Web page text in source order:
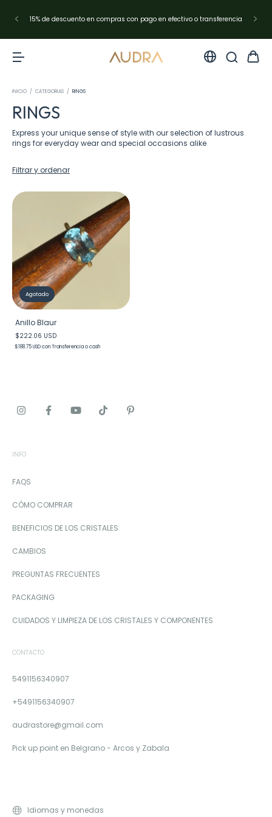
15% de descuento en compras con pago en efectivo o transferencia
INICIO / CATEGORIAS / RINGS
RINGS
Express your unique sense of style with our selection of lustrous
rings for everyday wear and special occasions alike
Filtrar y ordenar
Agotado
Anillo Blaur
$222.06 USD
$188.75 USDconTransferencia o cash
INFO
FAQS
CÓMO COMPRAR
BENEFICIOS DE LOS CRISTALES
CAMBIOS
PREGUNTAS FRECUENTES
PACKAGING
CUIDADOS Y LIMPIEZA DE LOS CRISTALES Y COMPONENTES
CONTACTO
5491156340907
+5491156340907
audrastore@gmail.com
Pick up point en Belgrano - Arcos y Zabala
Idiomas y monedas